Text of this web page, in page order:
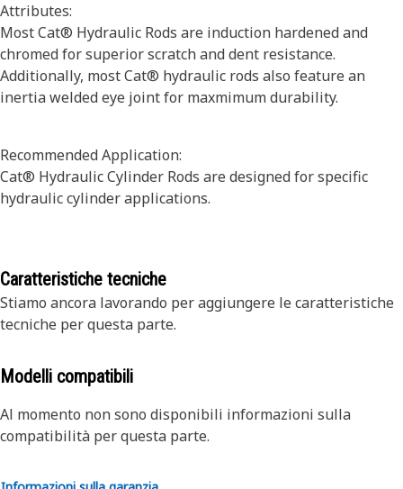
Attributes:
Most Cat® Hydraulic Rods are induction hardened and
chromed for superior scratch and dent resistance.
Additionally, most Cat® hydraulic rods also feature an
inertia welded eye joint for maxmimum durability.
Recommended Application:
Cat® Hydraulic Cylinder Rods are designed for specific
hydraulic cylinder applications.
Caratteristiche tecniche
Stiamo ancora lavorando per aggiungere le caratteristiche
tecniche per questa parte.
Modelli compatibili
Al momento non sono disponibili informazioni sulla
compatibilità per questa parte.